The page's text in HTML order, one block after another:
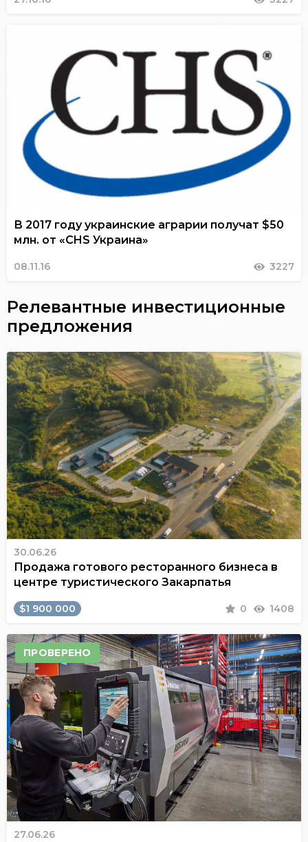
В 2017 году украинские аграрии получат $50
млн. от «CHS Украина»
08.11.16 3227
Релевантные инвестиционные
предложения
30.06.26
Продажа готового ресторанного бизнеса в
центре туристического Закарпатья
$1 900 000 0 1408
ПРОВЕРЕНО
27.06.26